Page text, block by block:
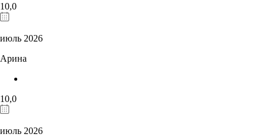
10,0
июль 2026
Арина
10,0
июль 2026